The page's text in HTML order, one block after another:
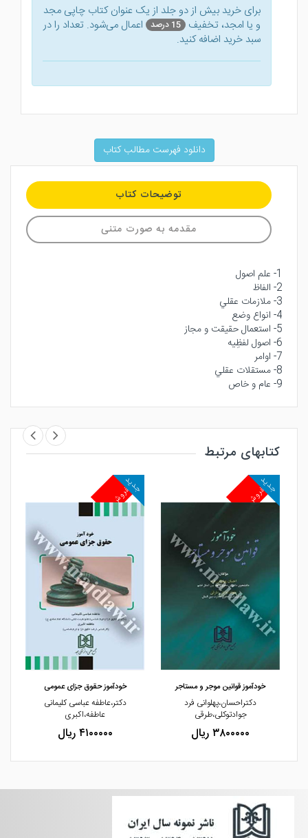
برای خرید بیش از دو جلد از یک عنوان کتاب‌ چاپی مجد
و یا امجد، تخفیف 15 درصد
اعمال می‌شود. تعداد را در
سبد خرید اضافه کنید.
دانلود فهرست مطالب کتاب
توضیحات کتاب
مقدمه به صورت متنی
1- علم اصول
2- الفاظ
3- ملازمات عقلي
4- انواع وضع
5- استعمال حقيقت و مجاز
6- اصول لفظِيه
7- اوامر
8- مستقلات عقلي
9- عام و خاص
کتابهای مرتبط
مشاهده و خرید
پرفروش
جدید
مشاهده و خرید
خودآموز قوانین موجر و مستاجر
دکتراحسان،پهلوانی فرد
جوادتوکلی،طرقی
۳۸۰۰۰۰۰ ریال
پرفروش
جدید
خودآموز حقوق جزای عمومی
دکتر،عاطفه عباسی کلیمانی
عاطفه،اکبری
۴۱۰۰۰۰۰ ریال